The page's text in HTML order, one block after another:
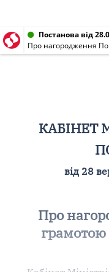
Постанова від
КАБІНЕТ
від 28
Про
грамотою